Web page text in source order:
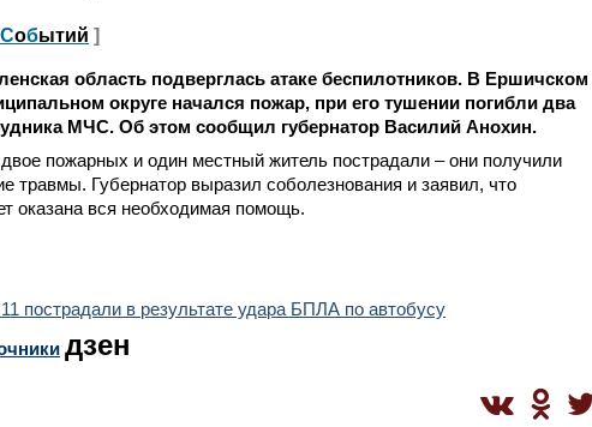
Событий ]
область подверглась атаке беспилотников. В Ершичском
округе начался пожар, при его тушении погибли два
МЧС. Об этом сообщил губернатор Василий Анохин.
пожарных и один местный житель пострадали – они получили
травмы. Губернатор выразил соболезнования и заявил, что
оказана вся необходимая помощь.
пострадали в результате удара БПЛА по автобусу
дзен